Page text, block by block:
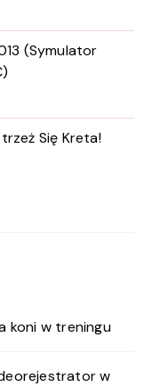
(Symulator
Się Kreta!
koni w treningu
w